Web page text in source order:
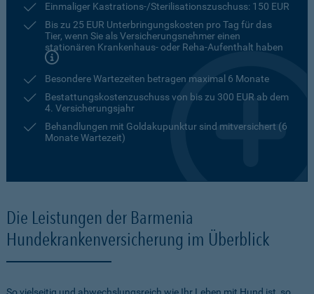
Einmaliger Kastrations-/Sterilisationszuschuss: 150 EUR
Bis zu 25 EUR Unterbringungskosten pro Tag für das
Tier, wenn Sie als Versicherungsnehmer einen
stationären Krankenhaus- oder Reha-Aufenthalt haben
Besondere Wartezeiten betragen maximal 6 Monate
Bestattungskostenzuschuss von bis zu 300 EUR ab dem
4. Versicherungsjahr
Behandlungen mit Goldakupunktur sind mitversichert (6
Monate Wartezeit)
Die Leistungen der Barmenia
Hundekrankenversicherung im Überblick
So vielseitig und abwechslungsreich wie Ihr Leben mit Hund ist, so